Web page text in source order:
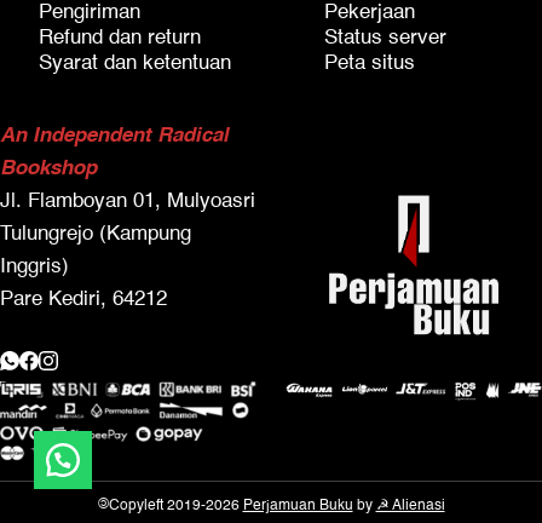
Pengiriman
Refund dan return
Syarat dan ketentuan
Pekerjaan
Status server
Peta situs
An Independent Radical
Bookshop
Jl. Flamboyan 01, Mulyoasri
Tulungrejo (Kampung
Inggris)
Pare Kediri, 64212
©Copyleft 2019-2026 Perjamuan Buku by ☭ Alienasi